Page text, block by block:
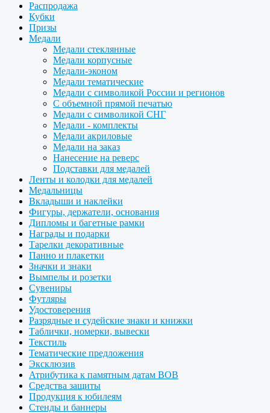
Распродажа
Кубки
Призы
Медали
Медали стеклянные
Медали корпусные
Медали-эконом
Медали тематические
Медали с символикой России и регионов
С объемной прямой печатью
Медали с символикой СНГ
Медали - комплекты
Медали акриловые
Медали на заказ
Нанесение на реверс
Подставки для медалей
Ленты и колодки для медалей
Медальницы
Вкладыши и наклейки
Фигуры, держатели, основания
Дипломы и багетные рамки
Награды и подарки
Тарелки декоративные
Панно и плакетки
Значки и знаки
Вымпелы и розетки
Сувениры
Футляры
Удостоверения
Разрядные и судейские знаки и книжки
Таблички, номерки, вывески
Текстиль
Тематические предложения
Эксклюзив
Атрибутика к памятным датам ВОВ
Средства защиты
Продукция к юбилеям
Стенды и баннеры